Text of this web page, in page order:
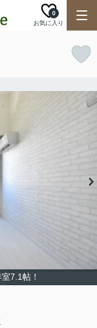
お気に入り
0
7.1帖！